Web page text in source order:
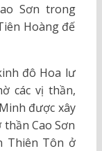
Sơn trong
Hoàng đế
đô Hoa lư
các vị thần,
được xây
Cao Sơn
Thiên Tôn ở